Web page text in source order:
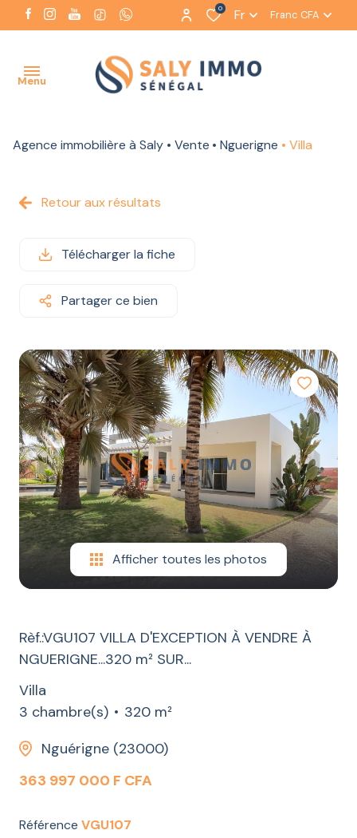
0 Fr Franc CFA
Menu
ACCUEIL
AGENCE
BIENS
VENTE
À LA
LOCATION
CONSTRUCTION
ESTIMATION
CONTACT
BLOG
Agence immobilière à Saly Vente Nguerigne Villa
Retour aux résultats
Télécharger la fiche
Partager ce bien
Afficher toutes les photos
Rèf.:VGU107 VILLA D'EXCEPTION À VENDRE À
NGUERIGNE...320 m² SUR...
Villa
3 chambre(s)
320 m²
Nguérigne (23000)
363 997 000 F CFA
Référence VGU107